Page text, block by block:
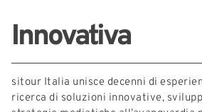
Innovativa
sitour Italia unisce decenni di
ricerca di soluzioni innovative,